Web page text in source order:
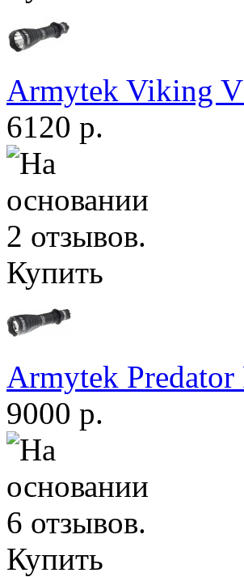
Armytek Viking
6120 р.
Купить
Armytek Predator
9000 р.
Купить